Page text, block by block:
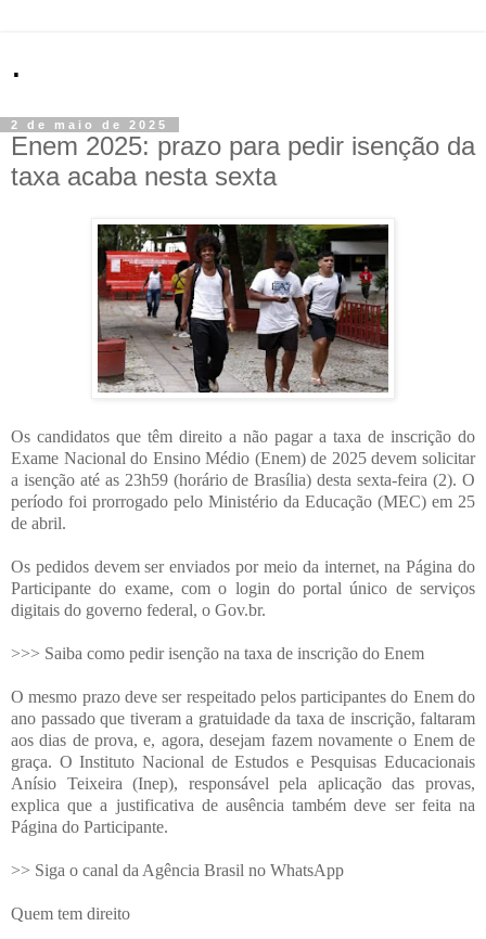
.
2 de maio de 2025
Enem 2025: prazo para pedir isenção da
taxa acaba nesta sexta
Os candidatos que têm direito a não pagar a taxa de inscrição do
Exame Nacional do Ensino Médio (Enem) de 2025 devem solicitar
a isenção até as 23h59 (horário de Brasília) desta sexta-feira (2). O
período foi prorrogado pelo Ministério da Educação (MEC) em 25
de abril.
Os pedidos devem ser enviados por meio da internet, na Página do
Participante do exame, com o login do portal único de serviços
digitais do governo federal, o Gov.br.
>>> Saiba como pedir isenção na taxa de inscrição do Enem
O mesmo prazo deve ser respeitado pelos participantes do Enem do
ano passado que tiveram a gratuidade da taxa de inscrição, faltaram
aos dias de prova, e, agora, desejam fazem novamente o Enem de
graça. O Instituto Nacional de Estudos e Pesquisas Educacionais
Anísio Teixeira (Inep), responsável pela aplicação das provas,
explica que a justificativa de ausência também deve ser feita na
Página do Participante.
>> Siga o canal da Agência Brasil no WhatsApp
Quem tem direito